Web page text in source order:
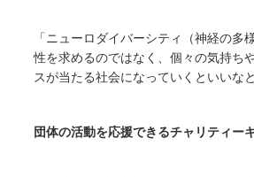
「ニューロダイバーシティ（神経の多
性を求めるのではなく、個々の気持ち
スが当たる社会になっていくといいな
団体の活動を応援できるチャリティー